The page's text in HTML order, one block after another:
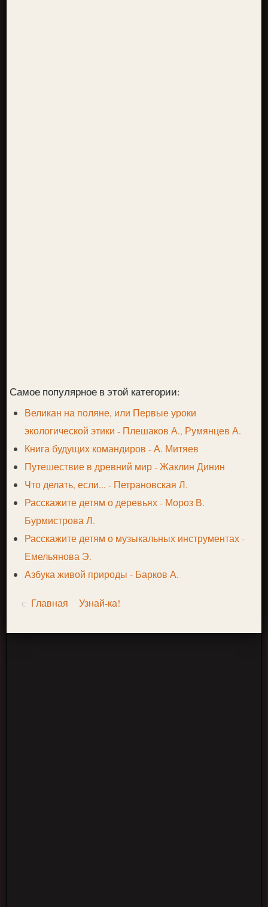
Самое популярное в этой категории:
Великан на поляне, или Первые уроки
экологической этики - Плешаков А., Румянцев А.
Книга будущих командиров - А. Митяев
Путешествие в древний мир - Жаклин Динин
Что делать, если... - Петрановская Л.
Расскажите детям о деревьях - Мороз В.
Бурмистрова Л.
Расскажите детям о музыкальных инструментах -
Емельянова Э.
Азбука живой природы - Барков А.
Главная Узнай-ка!